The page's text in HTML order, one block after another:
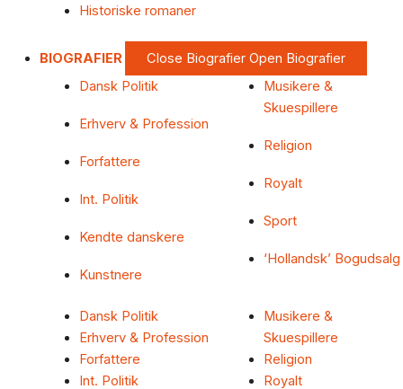
Historiske romaner
BIOGRAFIER Close Biografier Open Biografier
Dansk Politik
Erhverv & Profession
Forfattere
Int. Politik
Kendte danskere
Kunstnere
Musikere &
Skuespillere
Religion
Royalt
Sport
‘Hollandsk’ Bogudsalg
Dansk Politik
Erhverv & Profession
Forfattere
Int. Politik
Musikere &
Skuespillere
Religion
Royalt